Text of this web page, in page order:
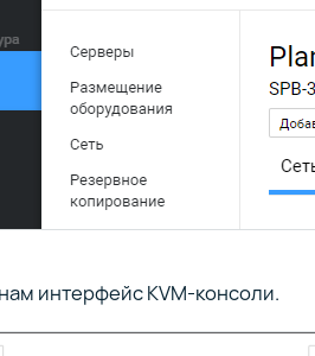
интерфейс KVM-консоли.